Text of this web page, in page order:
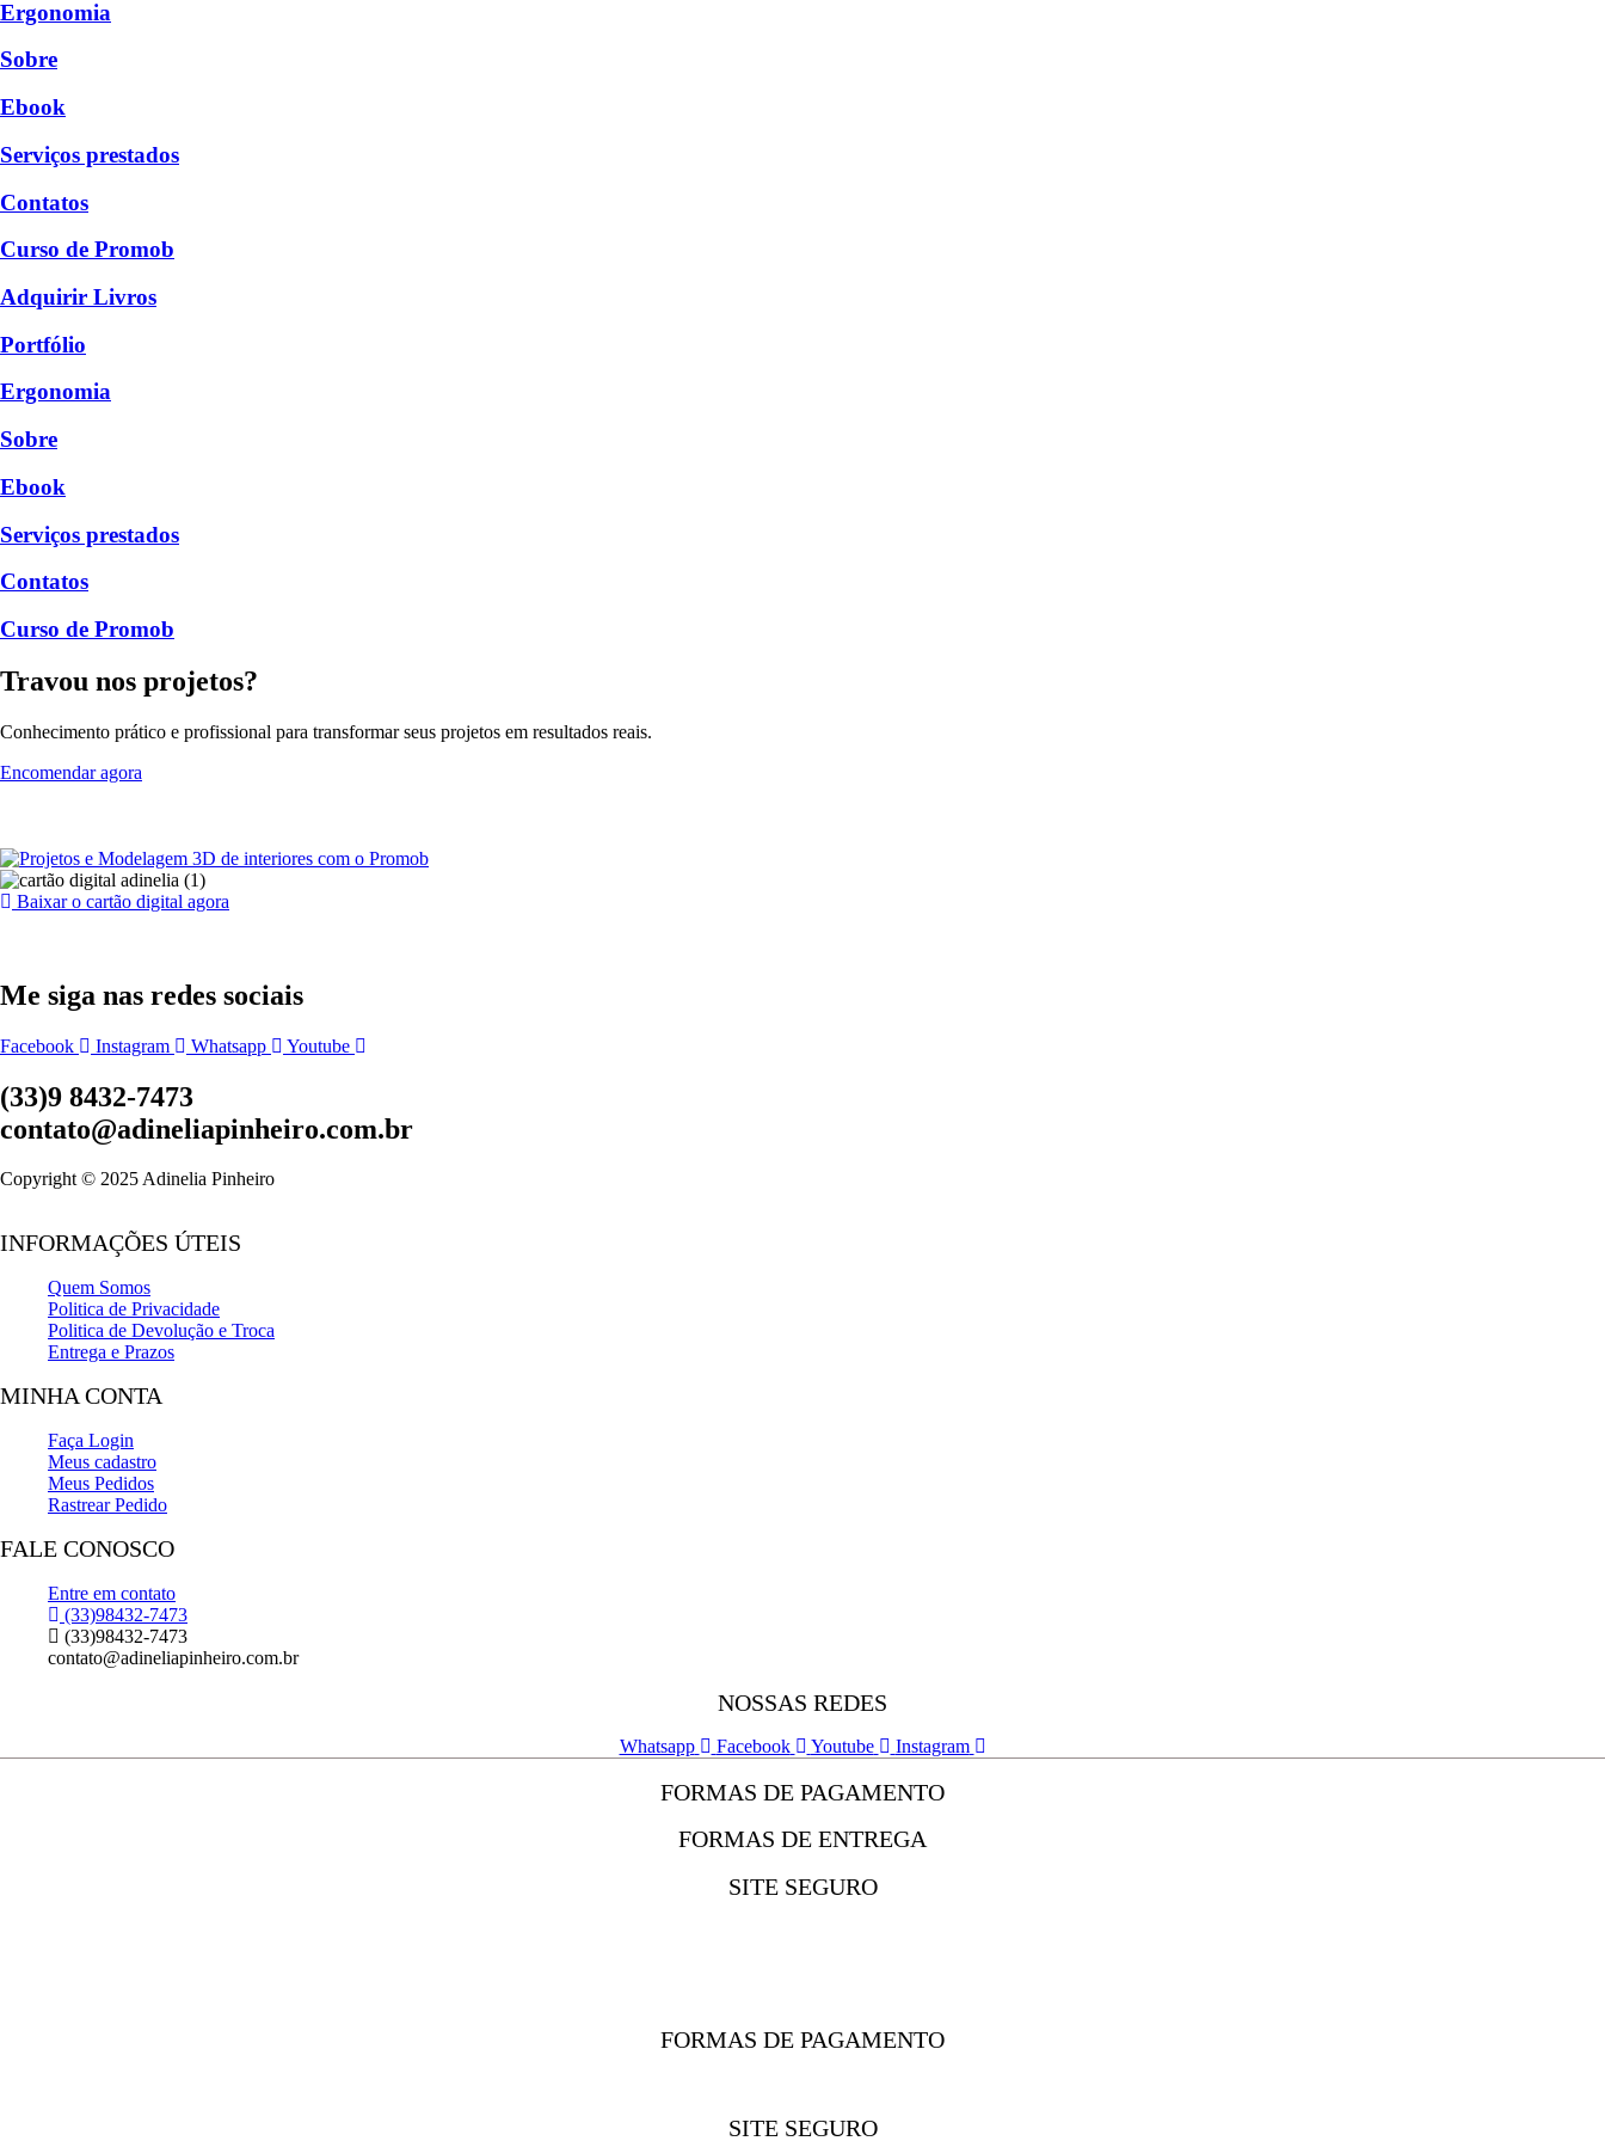
Ergonomia
Sobre
Ebook
Serviços prestados
Contatos
Curso de Promob
Adquirir Livros
Portfólio
Ergonomia
Sobre
Ebook
Serviços prestados
Contatos
Curso de Promob
Travou nos projetos?
Conhecimento prático e profissional para transformar seus projetos em resultados reais.
Encomendar agora
Baixar o cartão digital agora
Me siga nas redes sociais
Facebook Instagram Whatsapp Youtube
(33)9 8432-7473
contato@adineliapinheiro.com.br
Copyright © 2025 Adinelia Pinheiro
INFORMAÇÕES ÚTEIS
Quem Somos
Politica de Privacidade
Politica de Devolução e Troca
Entrega e Prazos
MINHA CONTA
Faça Login
Meus cadastro
Meus Pedidos
Rastrear Pedido
FALE CONOSCO
Entre em contato
(33)98432-7473
(33)98432-7473
contato@adineliapinheiro.com.br
NOSSAS REDES
Whatsapp Facebook Youtube Instagram
FORMAS DE PAGAMENTO
FORMAS DE ENTREGA
SITE SEGURO
FORMAS DE PAGAMENTO
SITE SEGURO